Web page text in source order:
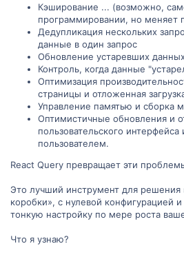
Кэширование ... (возможно,
программировании, но меняет
Дедупликация нескольких
данные в один запрос
Обновление устаревших
Контроль, когда данные
Оптимизация
страницы и отложенная
Управление памятью и сборка
Оптимистичные обновления и
пользовательского
пользователем.
React Query превращает эти
Это лучший инструмент для решения
коробки», с нулевой конфигурацией
тонкую настройку по мере роста
Что я узнаю?